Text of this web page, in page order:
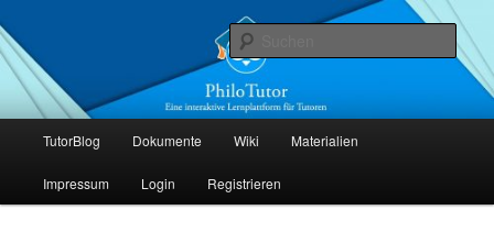
primären
Inhalt
springenPhiloTutor
TutorBlog Dokumente Wiki Materialien
Impressum Login Registrieren